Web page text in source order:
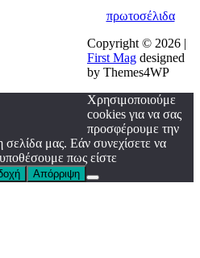
πρωτοσέλιδα
Copyright © 2026 |
First Mag designed
by Themes4WP
Χρησιμοποιούμε
cookies για να σας
προσφέρουμε την
σελίδα μας. Εάν συνεχίσετε να
πως είστε
Απόρριψη